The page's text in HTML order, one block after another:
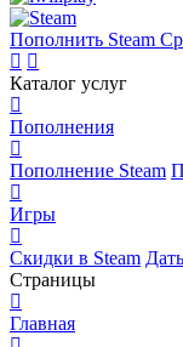
Пополнить Steam
Каталог услуг
Пополнения
Пополнение Steam
Игры
Скидки в Steam
Страницы
Главная